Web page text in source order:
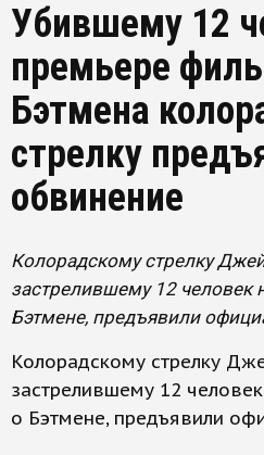
Убившему 12
премьере
Бэтмена
стрелку
обвинение
Колорадскому стрелку
застрелившему 12 человек
Бэтмене, предъявили
Колорадскому стрелку
застрелившему 12
о Бэтмене, предъявили